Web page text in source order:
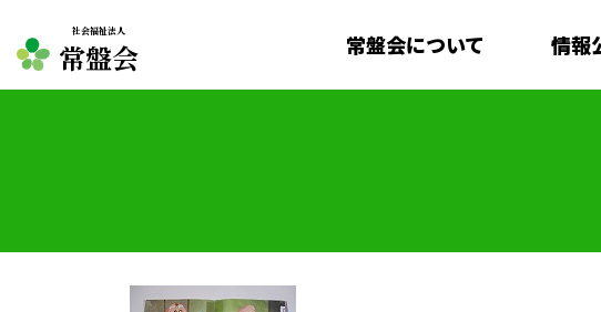
社会福祉法人
常盤会 常盤会について 情報